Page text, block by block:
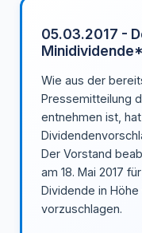
05.03.2017 -
Wie aus der
Pressemitteilung
entnehmen ist,
Der Vorstand
am 18. Mai 2017
Dividende in
vorzuschlagen.